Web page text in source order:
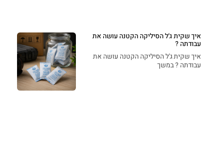
איך שקית ג'ל הסיליקה הקטנה עושה את
עבודתה ?
איך שקית ג'ל הסיליקה הקטנה עושה את
עבודתה ? במשך